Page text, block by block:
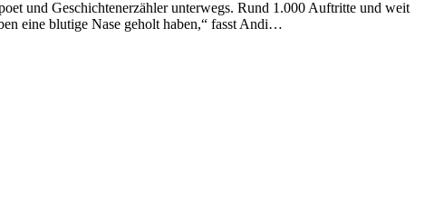
und Geschichtenerzähler unterwegs. Rund 1.000 Auftritte und weit
eine blutige Nase geholt haben,“ fasst Andi…